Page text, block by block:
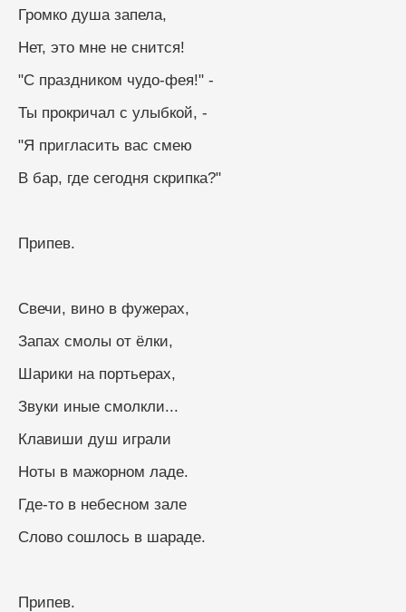
Громко душа запела,
Нет, это мне не снится!
"С праздником чудо-фея!" -
Ты прокричал с улыбкой, -
"Я пригласить вас смею
В бар, где сегодня скрипка?"
Припев.
Свечи, вино в фужерах,
Запах смолы от ёлки,
Шарики на портьерах,
Звуки иные смолкли...
Клавиши душ играли
Ноты в мажорном ладе.
Где-то в небесном зале
Слово сошлось в шараде.
Припев.